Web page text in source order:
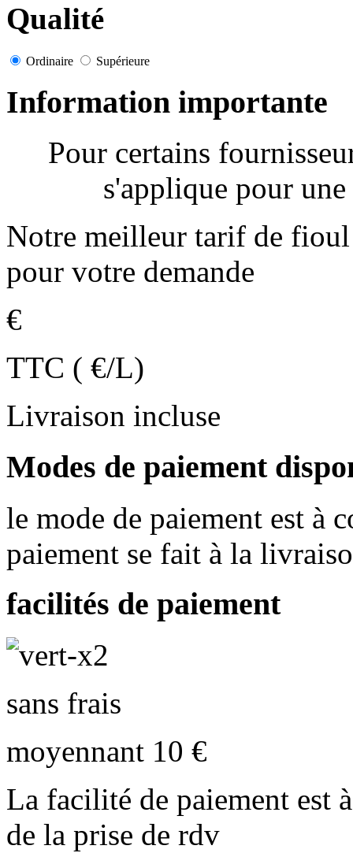
Qualité
Ordinaire Supérieure
Information importante
Pour certains
s'applique pour
Notre meilleur tarif de
pour votre demande
€
TTC ( €/L)
Livraison incluse
Modes de paiement
le mode de paiement est à
paiement se fait à la
facilités de paiement
sans frais
moyennant 10 €
La facilité de paiement est
de la prise de rdv